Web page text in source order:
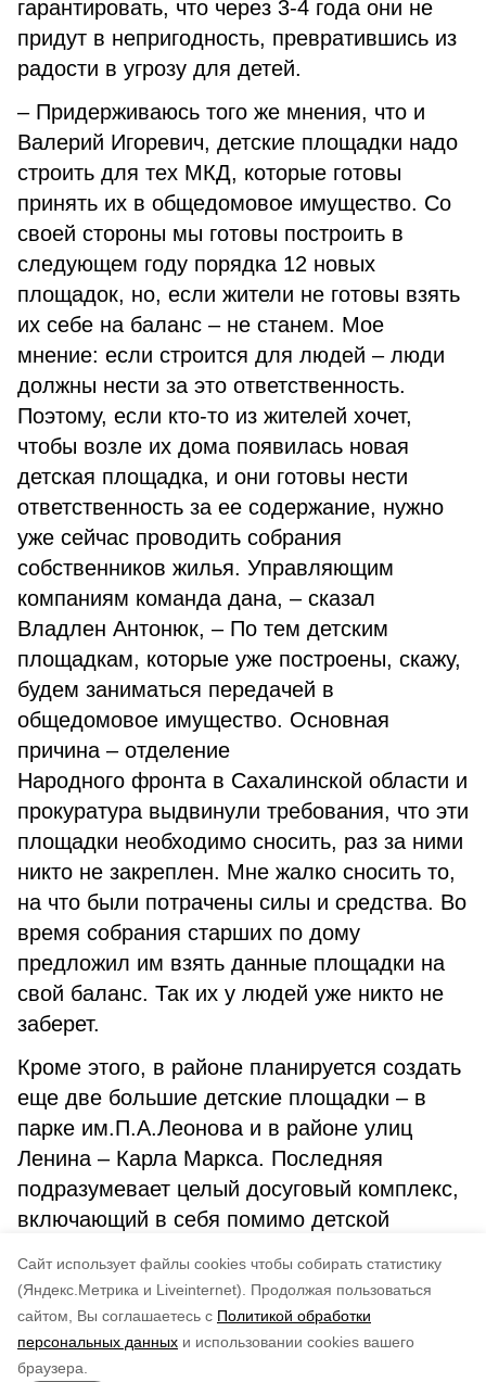
Cайт использует файлы cookies чтобы собирать статистику
(Яндекс.Метрика и Liveinternet).
Продолжая пользоваться
сайтом, Вы соглашаетесь с Политикой обработки
персональных данных и использовании cookies вашего
браузера.
гарантировать, что через 3-4 года они не
придут в непригодность, превратившись из
радости в угрозу для детей.
– Придерживаюсь того же мнения, что и
Валерий Игоревич, детские площадки надо
строить для тех МКД, которые готовы
принять их в общедомовое имущество. Со
своей стороны мы готовы построить в
следующем году порядка 12 новых
площадок, но, если жители не готовы взять
их себе на баланс – не станем. Мое
мнение: если строится для людей – люди
должны нести за это ответственность.
Поэтому, если кто-то из жителей хочет,
чтобы возле их дома появилась новая
детская площадка, и они готовы нести
ответственность за ее содержание, нужно
уже сейчас проводить собрания
собственников жилья. Управляющим
компаниям команда дана, – сказал
Владлен Антонюк, – По тем детским
площадкам, которые уже построены, скажу,
будем заниматься передачей в
общедомовое имущество. Основная
причина – отделение
Народного фронта в Сахалинской области и
прокуратура выдвинули требования, что эти
площадки необходимо сносить, раз за ними
никто не закреплен. Мне жалко сносить то,
на что были потрачены силы и средства. Во
время собрания старших по дому
предложил им взять данные площадки на
свой баланс. Так их у людей уже никто не
заберет.
Кроме этого, в районе планируется создать
еще две большие детские площадки – в
парке им.П.А.Леонова и в районе улиц
Ленина – Карла Маркса. Последняя
подразумевает целый досуговый комплекс,
включающий в себя помимо детской
спортплощадкой.
по оценке